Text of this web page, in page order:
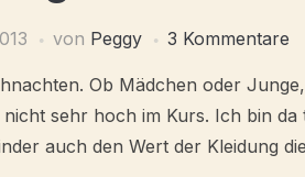
von Peggy 3 Kommentare
Ob Mädchen oder
sehr hoch im Kurs. Ich bin
auch den Wert der Kleidung